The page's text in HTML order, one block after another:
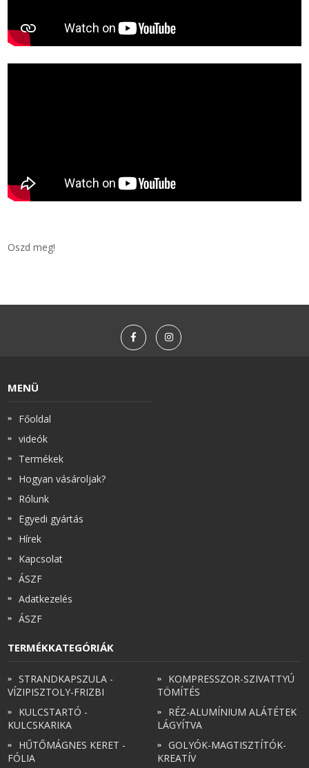
Oszd meg!
MENÜ
Főoldal
videók
Termékek
Hogyan vásároljak?
Rólunk
Egyedi gyártás
Hírek
Kapcsolat
ÁSZF
Adatkezelés
ÁSZF
TERMÉKKATEGÓRIÁK
STRANDKAPSZULA -
VÍZIPISZTOLY-FRIZBI
KULCSTARTÓ -
KULCSKARIKA
HŰTŐMÁGNES KERET -
FÓLIA
KOMPRESSZOR-SZIVATTYÚ
TÖMÍTÉS
RÉZ-ALUMÍNIUM ALÁTÉTEK
LÁGYÍTVA
GOLYÓK-MAGTISZTÍTÓK-
KREATÍV